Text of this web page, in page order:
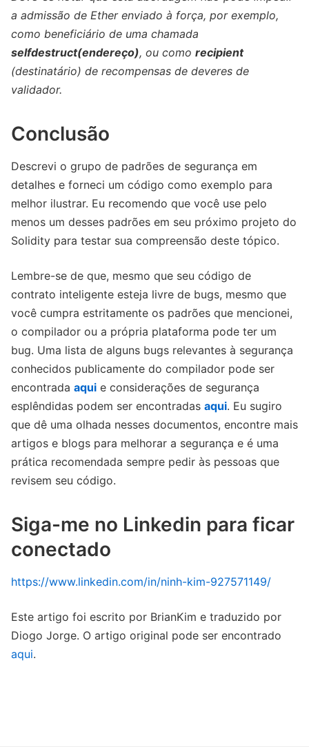
a admissão de Ether enviado à força, por exemplo,
como beneficiário de uma chamada
selfdestruct(endereço), ou como recipient
(destinatário) de recompensas de deveres de
validador.
Conclusão
Descrevi o grupo de padrões de segurança em
detalhes e forneci um código como exemplo para
melhor ilustrar. Eu recomendo que você use pelo
menos um desses padrões em seu próximo projeto do
Solidity para testar sua compreensão deste tópico.
Lembre-se de que, mesmo que seu código de
contrato inteligente esteja livre de bugs, mesmo que
você cumpra estritamente os padrões que mencionei,
o compilador ou a própria plataforma pode ter um
bug. Uma lista de alguns bugs relevantes à segurança
conhecidos publicamente do compilador pode ser
encontrada aqui e considerações de segurança
esplêndidas podem ser encontradas aqui. Eu sugiro
que dê uma olhada nesses documentos, encontre mais
artigos e blogs para melhorar a segurança e é uma
prática recomendada sempre pedir às pessoas que
revisem seu código.
Siga-me no Linkedin para ficar
conectado
https://www.linkedin.com/in/ninh-kim-927571149/
Este artigo foi escrito por BrianKim e traduzido por
Diogo Jorge. O artigo original pode ser encontrado
aqui.